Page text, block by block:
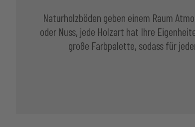
Naturholzböden geben einem Raum
oder Nuss, jede Holzart hat Ihre
große Farbpalette, sodass für